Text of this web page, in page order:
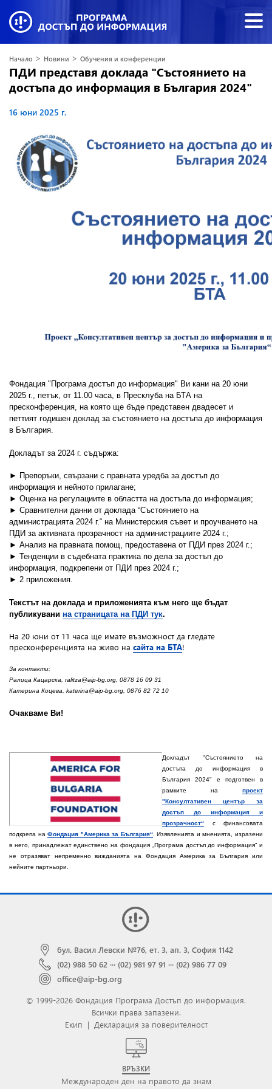
Начало > Новини > Обучения и конференции
ПДИ представя доклада "Състоянието на
достъпа до информация в България 2024"
16 юни 2025 г.
Фондация "Програма достъп до информация" Ви кани на 20 юни
2025 г., петък, от 11.00 часа, в Пресклуба на БТА на
пресконференция, на която ще бъде представен двадесет и
петтият годишен доклад за състоянието на достъпа до информация
в България.
Докладът за 2024 г. съдържа:
► Препоръки, свързани с правната уредба за достъп до
информация и нейното прилагане;
► Оценка на регулациите в областта на достъпа до информация;
► Сравнителни данни от доклада “Състоянието на
администрацията 2024 г.“ на Министерския съвет и проучването на
ПДИ за активната прозрачност на администрациите 2024 г.;
► Анализ на правната помощ, предоставена от ПДИ през 2024 г.;
► Тенденции в съдебната практика по дела за достъп до
информация, подкрепени от ПДИ през 2024 г.;
► 2 приложения.
Текстът на доклада и приложенията към него ще бъдат
публикувани на страницата на ПДИ тук.
На 20 юни от 11 часа ще имате възможност да гледате
пресконференцията на живо на сайта на БТА!
За контакти:
Ралица Кацарска, ralitza@aip-bg.org, 0878 16 09 31
Катерина Коцева, katerina@aip-bg.org 0876 82 72 10
Очакваме Ви!
Докладът "Състоянието на
достъпа до информация в
България 2024" е подготвен в
рамките на
проект
"Консултативен център за
достъп до информация и
прозрачност“
с финансовата
подкрепа на Фондация "Америка за България“. Изявленията и мненията, изразени
в него, принадлежат единствено на фондация „Програма достъп до информация“ и
не отразяват непременно вижданията на Фондация Америка за България или
нейните партньори.
бул. Васил Левски №76, ет. 3, ап. 3, София 1142
(02) 988 50 62 ··· (02) 981 97 91 ··· (02) 986 77 09
office@aip-bg.org
© 1999-2026 Фондация Програма Достъп до информация.
Всички права запазени.
Екип | Декларация за поверителност
ВРЪЗКИ
Международен ден на правото да знам